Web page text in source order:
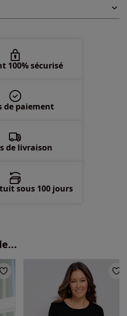
100% sécurisé
de paiement
de livraison
sous 100 jours